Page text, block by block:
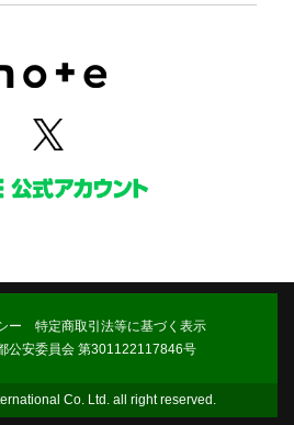
ー
特定商取引法等に基づく表示
公安委員会 第301122117846号
Co. Ltd. all right reserved.